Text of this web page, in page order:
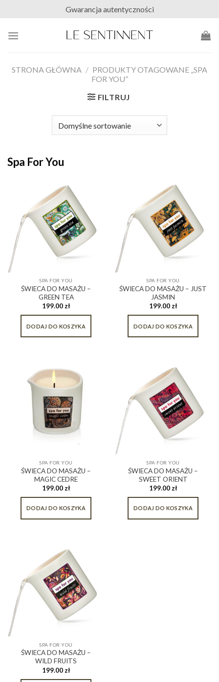
content
Gwarancja autentyczności
STRONA GŁÓWNA / PRODUKTY OTAGOWANE „SPA
FOR YOU”
FILTRUJ
Spa For You
SPA FOR YOU
ŚWIECA DO MASAŻU –
GREEN TEA
199.00zł
DODAJ DO KOSZYKA
SPA FOR YOU
ŚWIECA DO MASAŻU – JUST
JASMIN
199.00zł
DODAJ DO KOSZYKA
SPA FOR YOU
ŚWIECA DO MASAŻU –
MAGIC CEDRE
199.00 zł
DODAJ DO KOSZYKA
SPA FOR YOU
ŚWIECA DO MASAŻU –
SWEET ORIENT
199.00 zł
DODAJ DO KOSZYKA
SPA FOR YOU
ŚWIECA DO MASAŻU –
WILD FRUITS
199.00 zł